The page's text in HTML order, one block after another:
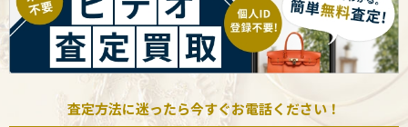
査定方法に迷ったら今すぐお電話ください！